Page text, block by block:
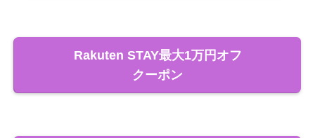
Rakuten STAY最大1万円オフ
クーポン